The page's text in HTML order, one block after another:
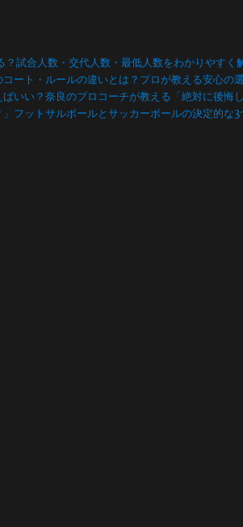
？試合人数・交代人数・最低人数をわかりやすく
コート・ルールの違いとは？プロが教える安心の
いい？奈良のプロコーチが教える「絶対に後悔
」フットサルボールとサッカーボールの決定的な